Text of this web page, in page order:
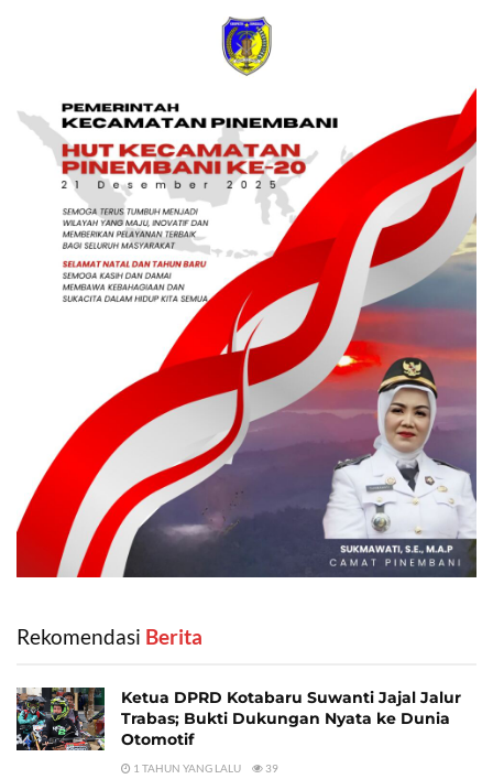
Rekomendasi ‎ Berita
Ketua DPRD Kotabaru Suwanti Jajal Jalur
Trabas; Bukti Dukungan Nyata ke Dunia
Otomotif
1 TAHUN YANG LALU 39